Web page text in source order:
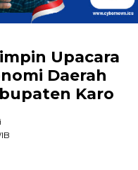
Upacara
Daerah
Karo